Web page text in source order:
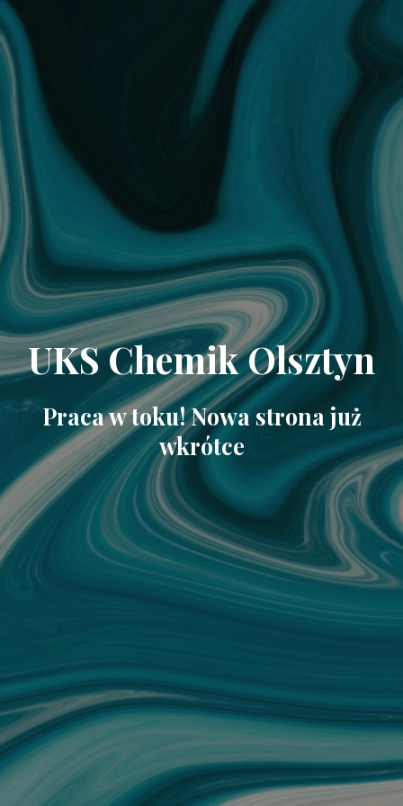
UKS Chemik Olsztyn
Praca w toku! Nowa strona już
wkrótce